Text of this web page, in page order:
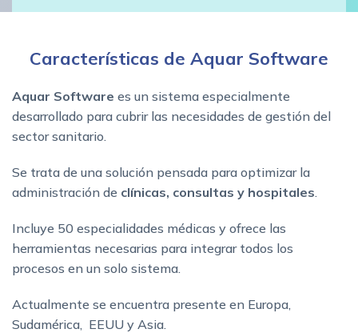
Características de Aquar Software
Aquar Software es un sistema especialmente
desarrollado para cubrir las necesidades de gestión del
sector sanitario.
Se trata de una solución pensada para optimizar la
administración de clínicas, consultas y hospitales
Incluye 50 especialidades médicas y ofrece las
herramientas necesarias para integrar todos los
procesos en un solo sistema.
Actualmente se encuentra presente en Europa,
Sudamérica, EEUU y Asia.